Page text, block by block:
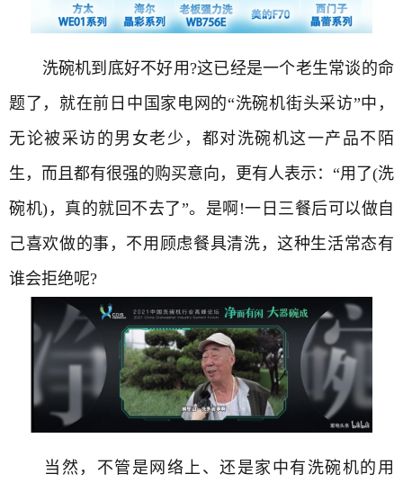
洗碗机到底好不好用?这已经是一个老生常谈的命
题了，就在前日 中国家电网的“洗碗机街头采访”中，
无论被采访的男女老少，都对洗碗机这一产品不陌
生，而且都有很强的购买意向，更有人表示：“用了(洗
碗机)，真的就回不去了”。是啊!一日三餐后可以做自
己喜欢做的事，不用顾虑餐具清洗，这种生活常态有
谁会拒绝呢?
当然，不管是网络上、还是家中有洗碗机的用